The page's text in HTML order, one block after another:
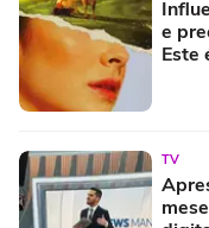
e
Este
TV